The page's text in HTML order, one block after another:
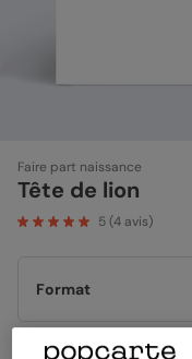
Faire part naissance
Tête de lion
5(4 avis)
Format